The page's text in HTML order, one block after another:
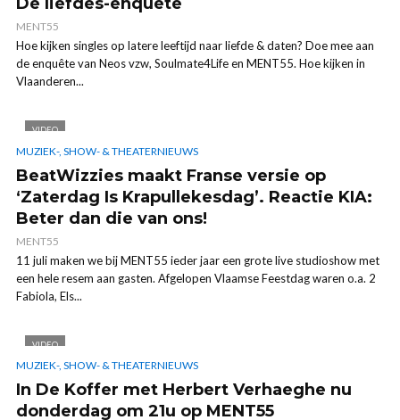
MENT55
Hoe kijken singles op latere leeftijd naar liefde & daten? Doe mee aan
de enquête van Neos vzw, Soulmate4Life en MENT55. Hoe kijken in
Vlaanderen...
VIDEO
MUZIEK-, SHOW- & THEATERNIEUWS
BeatWizzies maakt Franse versie op
‘Zaterdag Is Krapullekesdag’. Reactie KIA:
Beter dan die van ons!
MENT55
11 juli maken we bij MENT55 ieder jaar een grote live studioshow met
een hele resem aan gasten. Afgelopen Vlaamse Feestdag waren o.a. 2
Fabiola, Els...
VIDEO
MUZIEK-, SHOW- & THEATERNIEUWS
In De Koffer met Herbert Verhaeghe nu
donderdag om 21u op MENT55